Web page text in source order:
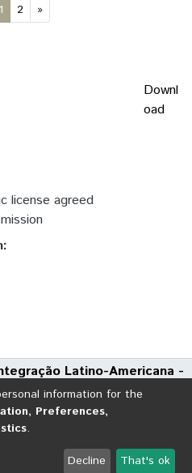
1 (current)
2 »
license agreed
Downl
oad
Latino-Americana -
1000 - Polo Universitário
do Iguaçu - Paraná
© 2002-2026 LYRASIS
information for the
Preferences,
.
Decline That's ok